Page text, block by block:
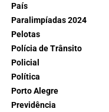
País
Paralimpíadas 2024
Pelotas
Polícia de Trânsito
Policial
Política
Porto Alegre
Previdência